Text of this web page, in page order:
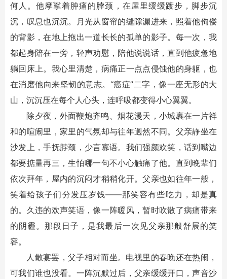
何人。他摩挲着肿痛的脖颈，在屋里缓缓踱步，脚步沉
沉，叹息也沉沉。月光从窗帘的缝隙漏进来，照着他佝偻
的背影，在地上拖出一道长长的孤单的影子。每一次，我
都起身陪在一旁，轻声劝慰，陪他说说话，直到他疲惫地
躺回床上。我心里清楚，病痛正一点点侵蚀他的身躯，也
在消磨他向来坚韧的意志。“癌症”二字，像一座无形的大
山，沉沉压在每个人心头，连呼吸都变得小心翼翼。
除夕夜，外面鞭炮齐鸣、烟花漫天，小城裹在一片祥
和的喧闹里，家里的气氛却与往年迥然不同。父亲静坐在
沙发上，手抚脖颈，少言寡语。我们强颜欢笑，话到嘴边
都要掂量再三，生怕哪一句不小心触痛了他。直到晚辈们
依次拜年，屋内的沉闷才稍稍化开。父亲也如往年一般，
笑着给孩子们分发压岁钱——那笑容有些吃力，却是真
的。久违的欢声笑语，像一阵暖风，暂时吹散了病痛带来
的阴霾。那段日子，是我最后一次见父亲那般舒展的笑
容。
人散宴罢，父子相对而坐。电视里的春晚还在热闹，
可我们谁也没看。一阵沉默过后，父亲缓缓开口，声音沙